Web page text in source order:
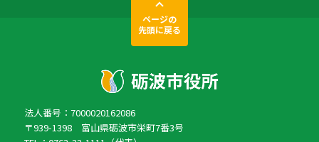
ページの
先頭に戻る
法人番号：7000020162086
〒939-1398 富山県砺波市栄町7番3号